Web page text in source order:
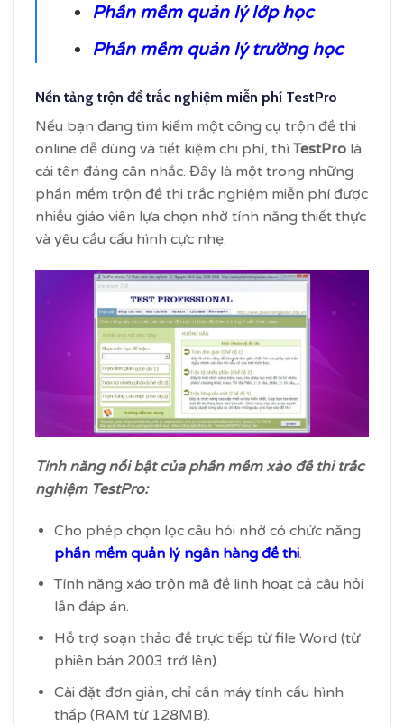
Phần mềm quản lý lớp học
Phần mềm quản lý trường học
Nền tảng trộn đề trắc nghiệm miễn phí TestPro
Nếu bạn đang tìm kiếm một công cụ trộn đề thi
online dễ dùng và tiết kiệm chi phí, thìTestPro là
cái tên đáng cân nhắc. Đây là một trong những
phần mềm trộn đề thi trắc nghiệm miễn phí được
nhiều giáo viên lựa chọn nhờ tính năng thiết thực
và yêu cầu cấu hình cực nhẹ.
Tính năng nổi bật của phần mềm xào đề thi trắc
nghiệm TestPro:
Cho phép chọn lọc câu hỏi nhờ có chức năng
phần mềm quản lý ngân hàng đề thi.
Tính năng xáo trộn mã đề linh hoạt cả câu hỏi
lẫn đáp án.
Hỗ trợ soạn thảo đề trực tiếp từ file Word (từ
phiên bản 2003 trở lên).
Cài đặt đơn giản, chỉ cần máy tính cấu hình
thấp (RAM từ 128MB).